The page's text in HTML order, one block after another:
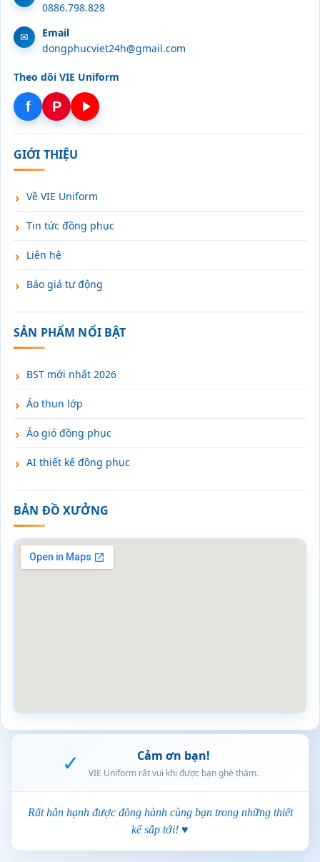
0886.798.828
Email
dongphucviet24h@gmail.com
Theo dõi VIE Uniform
f P
GIỚI THIỆU
Về VIE Uniform
Tin tức đồng phục
Liên hệ
Báo giá tự động
SẢN PHẨM NỔI BẬT
BST mới nhất 2026
Áo thun lớp
Áo gió đồng phục
AI thiết kế đồng phục
BẢN ĐỒ XƯỞNG
✓ Cảm ơn bạn!
VIE Uniform rất vui khi được bạn ghé thăm.
Rất hân hạnh được đồng hành cùng bạn trong những thiết
kế sắp tới! ♥